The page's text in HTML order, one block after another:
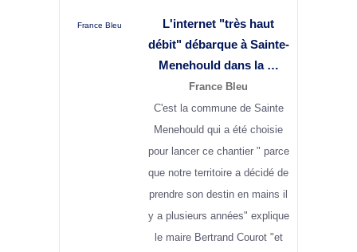
France Bleu
L'internet "très haut
débit" débarque à Sainte-
Menehould dans la …
France Bleu
C'est la commune de Sainte
Menehould qui a été choisie
pour lancer ce chantier " parce
que notre territoire a décidé de
prendre son destin en mains il
y a plusieurs années" explique
le maire Bertrand Courot "et